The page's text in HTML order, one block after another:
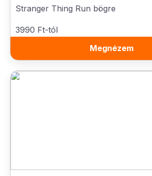
Stranger Thing Run bögre
3990 Ft-tól
Megnézem